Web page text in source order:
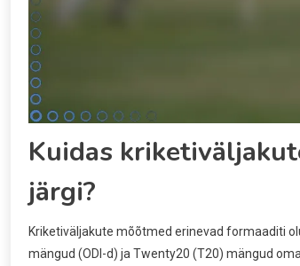
Kuidas
järgi?
Kriketiväljakute mõõtmed erinevad formaaditi
mängud (ODI-d) ja Twenty20 (T20) mängud